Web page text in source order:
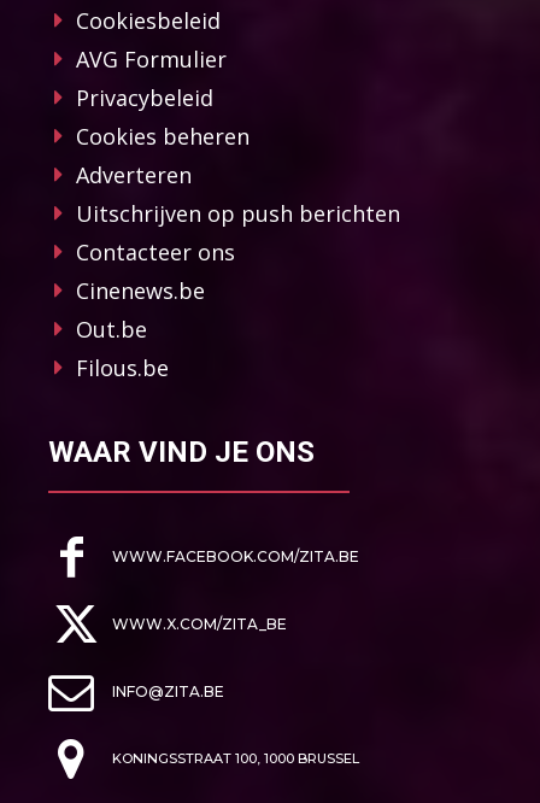
Cookiesbeleid
AVG Formulier
Privacybeleid
Cookies beheren
Adverteren
Uitschrijven op push berichten
Contacteer ons
Cinenews.be
Out.be
Filous.be
WAAR VIND JE ONS
WWW.FACEBOOK.COM/ZITA.BE
WWW.X.COM/ZITA_BE
INFO@ZITA.BE
KONINGSSTRAAT 100, 1000 BRUSSEL